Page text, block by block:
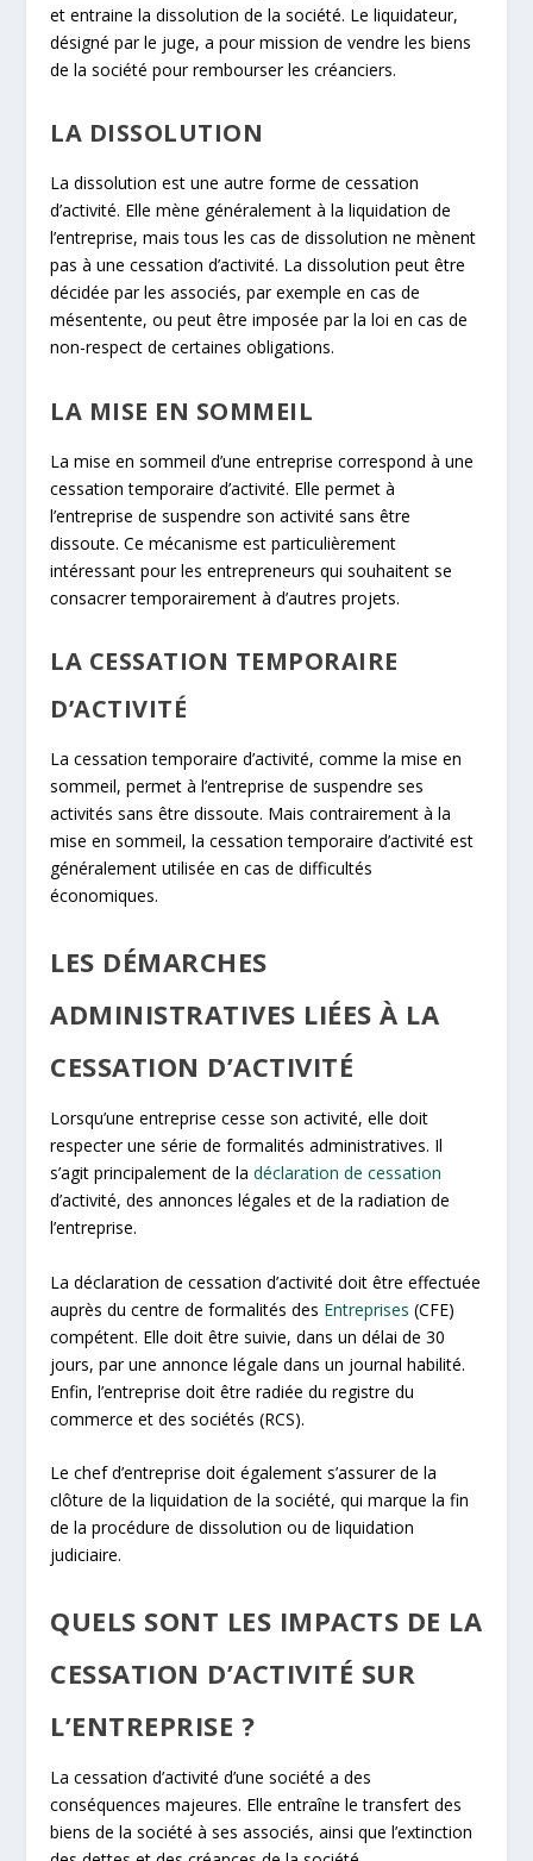
et entraine la dissolution de la société. Le liquidateur,
désigné par le juge, a pour mission de vendre les biens
de la société pour rembourser les créanciers.
LA DISSOLUTION
La dissolution est une autre forme de cessation
d’activité. Elle mène généralement à la liquidation de
l’entreprise, mais tous les cas de dissolution ne mènent
pas à une cessation d’activité. La dissolution peut être
décidée par les associés, par exemple en cas de
mésentente, ou peut être imposée par la loi en cas de
non-respect de certaines obligations.
LA MISE EN SOMMEIL
La mise en sommeil d’une entreprise correspond à une
cessation temporaire d’activité. Elle permet à
l’entreprise de suspendre son activité sans être
dissoute. Ce mécanisme est particulièrement
intéressant pour les entrepreneurs qui souhaitent se
consacrer temporairement à d’autres projets.
LA CESSATION TEMPORAIRE
D’ACTIVITÉ
La cessation temporaire d’activité, comme la mise en
sommeil, permet à l’entreprise de suspendre ses
activités sans être dissoute. Mais contrairement à la
mise en sommeil, la cessation temporaire d’activité est
généralement utilisée en cas de difficultés
économiques.
LES DÉMARCHES
ADMINISTRATIVES LIÉES À LA
CESSATION D’ACTIVITÉ
Lorsqu’une entreprise cesse son activité, elle doit
respecter une série de formalités administratives. Il
s’agit principalement de ladéclaration de cessation
d’activité, des annonces légales et de la radiation de
l’entreprise.
La déclaration de cessation d’activité doit être effectuée
auprès du centre de formalités des Entreprises (CFE)
compétent. Elle doit être suivie, dans un délai de 30
jours, par une annonce légale dans un journal habilité.
Enfin, l’entreprise doit être radiée du registre du
commerce et des sociétés (RCS).
Le chef d’entreprise doit également s’assurer de la
clôture de la liquidation de la société, qui marque la fin
de la procédure de dissolution ou de liquidation
judiciaire.
QUELS SONT LES IMPACTS DE LA
CESSATION D’ACTIVITÉ SUR
L’ENTREPRISE ?
La cessation d’activité d’une société a des
conséquences majeures. Elle entraîne le transfert des
biens de la société à ses associés, ainsi que l’extinction